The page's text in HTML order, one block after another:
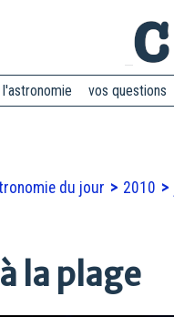
vos questions
du jour 2010
la plage